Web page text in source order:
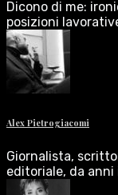
Dicono di me:
posizioni
Alex Pietrogiacomi
Giornalista,
editoriale, da